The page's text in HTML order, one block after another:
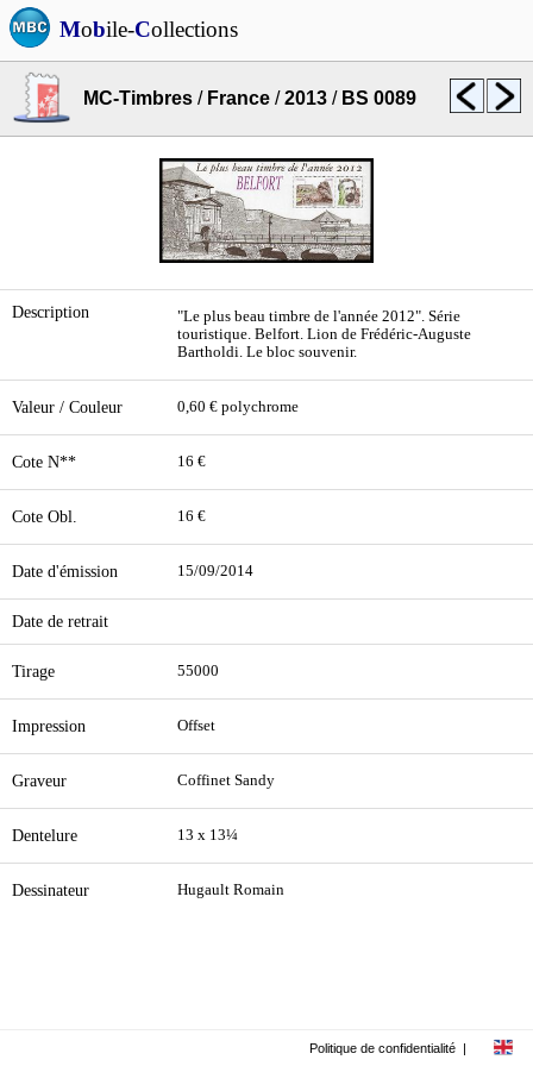
Mobile-Collections
MC-Timbres / France /2013 / BS 0089
Description
"Le plus beau timbre de l'année 2012". Série
touristique. Belfort. Lion de Frédéric-Auguste
Bartholdi. Le bloc souvenir.
Valeur / Couleur 0,60 € polychrome
Cote N** 16 €
Cote Obl. 16 €
Date d'émission 15/09/2014
Date de retrait
Tirage 55000
Impression Offset
Graveur Coffinet Sandy
Dentelure 13 x 13¼
Dessinateur Hugault Romain
Politique de confidentialité |